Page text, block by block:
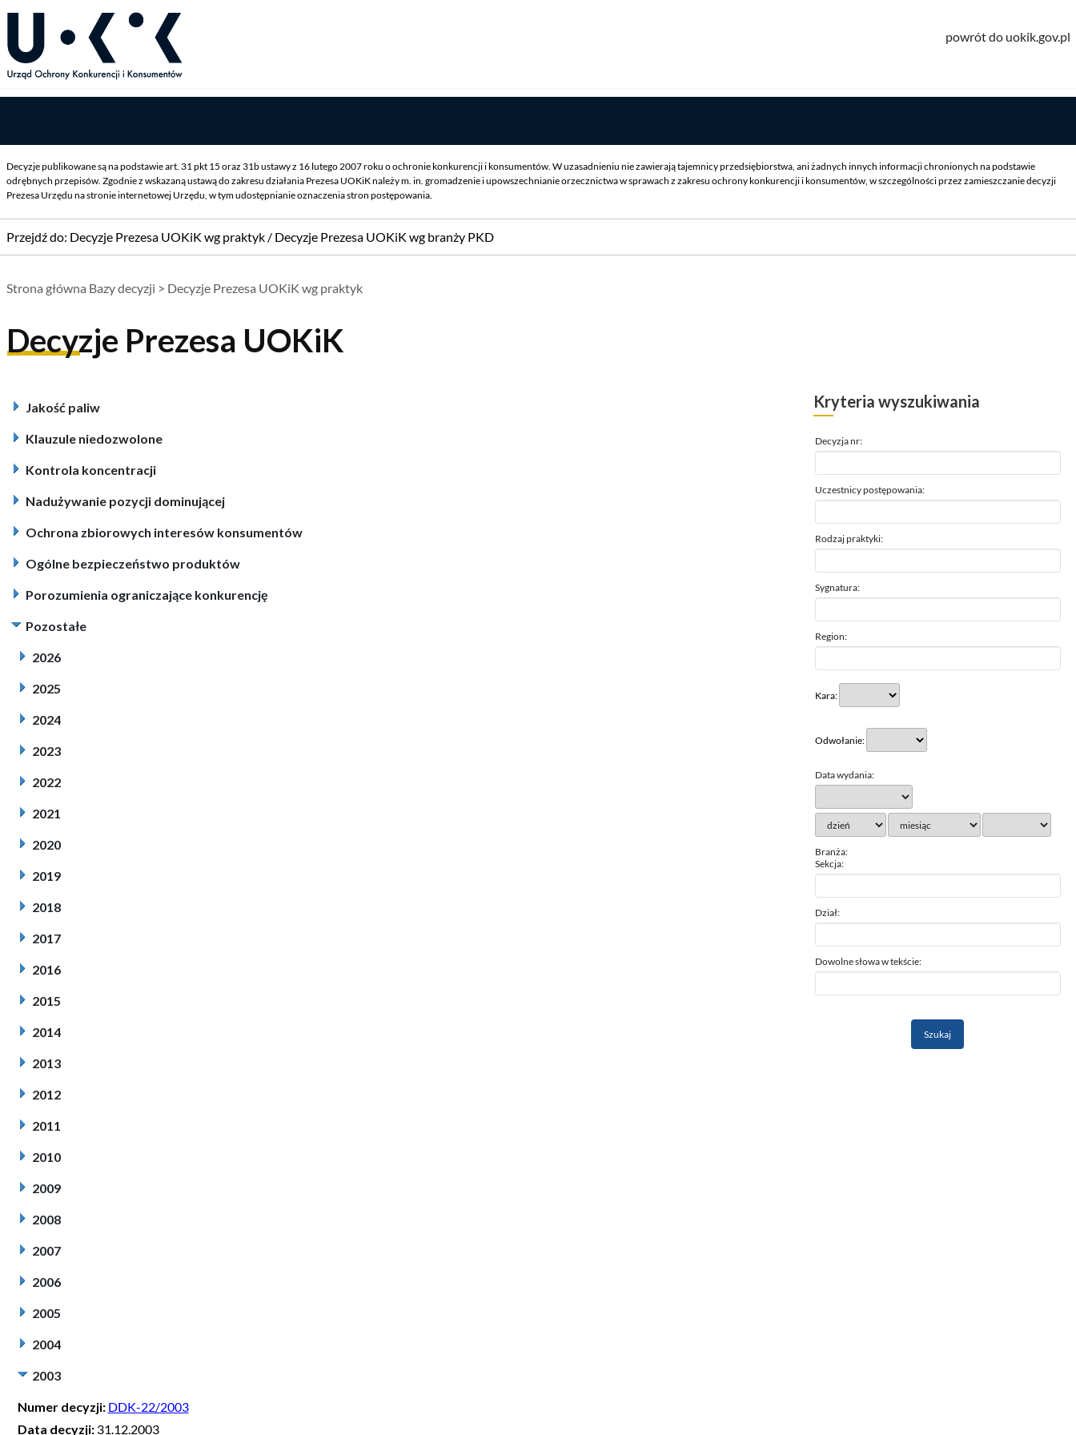
powrót do uokik.gov.pl
Decyzje publikowane są na podstawie art. 31 pkt 15 oraz 31b ustawy z 16 lutego 2007 roku o ochronie konkurencji i konsumentów. W uzasadnieniu nie zawierają tajemnicy przedsiębiorstwa, ani żadnych innych informacji chronionych na podstawie
odrębnych przepisów. Zgodnie z wskazaną ustawą do zakresu działania Prezesa UOKiK należy m. in. gromadzenie i upowszechnianie orzecznictwa w sprawach z zakresu ochrony konkurencji i konsumentów, w szczególności przez zamieszczanie decyzji
Prezesa Urzędu na stronie internetowej Urzędu, w tym udostępnianie oznaczenia stron postępowania.
Przejdź do: Decyzje Prezesa UOKiK wg praktyk/ Decyzje Prezesa UOKiK wg branży PKD
Strona główna Bazy decyzji > Decyzje Prezesa UOKiK wg praktyk
Decyzje Prezesa UOKiK
Jakość paliw
Klauzule niedozwolone
Kontrola koncentracji
Nadużywanie pozycji dominującej
Ochrona zbiorowych interesów konsumentów
Ogólne bezpieczeństwo produktów
Porozumienia ograniczające konkurencję
Pozostałe
2026
2025
2024
2023
2022
2021
2020
2019
2018
2017
2016
2015
2014
2013
2012
2011
2010
2009
2008
2007
2006
2005
2004
2003
Numer decyzji: DDK-22/2003
Data decyzji: 31.12.2003
Kryteria wyszukiwania
Decyzja nr:
Uczestnicy postępowania:
Rodzaj praktyki:
Sygnatura:
Region:
Kara:
Odwołanie:
Data wydania:
Branża:
Sekcja:
Dział:
Dowolne słowa w tekście: